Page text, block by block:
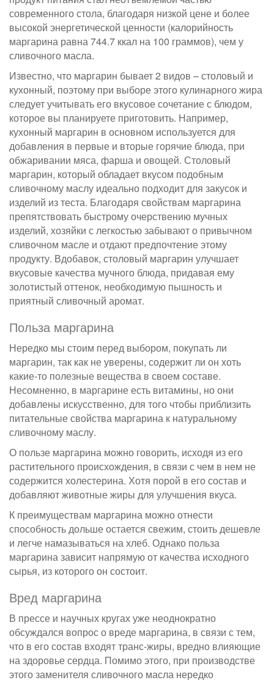
современного стола, благодаря низкой цене и более
высокой энергетической ценности (калорийность
маргарина равна 744.7 ккал на 100 граммов), чем у
сливочного масла.
Известно, что маргарин бывает 2 видов – столовый и
кухонный, поэтому при выборе этого кулинарного жира
следует учитывать его вкусовое сочетание с блюдом,
которое вы планируете приготовить. Например,
кухонный маргарин в основном используется для
добавления в первые и вторые горячие блюда, при
обжаривании мяса, фарша и овощей. Столовый
маргарин, который обладает вкусом подобным
сливочному маслу идеально подходит для закусок и
изделий из теста. Благодаря свойствам маргарина
препятствовать быстрому очерствению мучных
изделий, хозяйки с легкостью забывают о привычном
сливочном масле и отдают предпочтение этому
продукту. Вдобавок, столовый маргарин улучшает
вкусовые качества мучного блюда, придавая ему
золотистый оттенок, необходимую пышность и
приятный сливочный аромат.
Польза маргарина
Нередко мы стоим перед выбором, покупать ли
маргарин, так как не уверены, содержит ли он хоть
какие-то полезные вещества в своем составе.
Несомненно, в маргарине есть витамины, но они
добавлены искусственно, для того чтобы приблизить
питательные свойства маргарина к натуральному
сливочному маслу.
О пользе маргарина можно говорить, исходя из его
растительного происхождения, в связи с чем в нем не
содержится холестерина. Хотя порой в его состав и
добавляют животные жиры для улучшения вкуса.
К преимуществам маргарина можно отнести
способность дольше остается свежим, стоить дешевле
и легче намазываться на хлеб. Однако польза
маргарина зависит напрямую от качества исходного
сырья, из которого он состоит.
Вред маргарина
В прессе и научных кругах уже неоднократно
обсуждался вопрос о вреде маргарина, в связи с тем,
что в его состав входят транс-жиры, вредно влияющие
на здоровье сердца. Помимо этого, при производстве
этого заменителя сливочного масла нередко